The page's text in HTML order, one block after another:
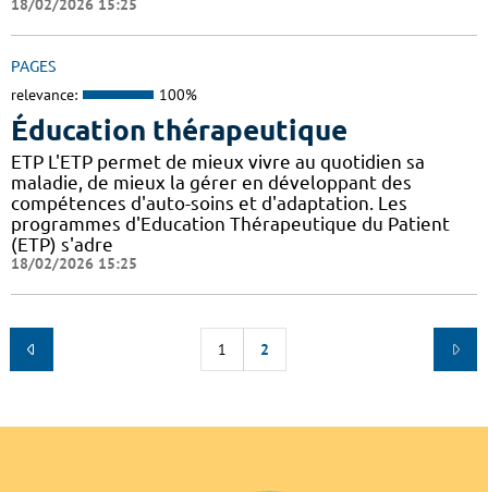
18/02/2026 15:25
PAGES
relevance: 100%
Éducation thérapeutique
ETP L'ETP permet de mieux vivre au quotidien sa
maladie, de mieux la gérer en développant des
compétences d'auto-soins et d'adaptation. Les
programmes d'Education Thérapeutique du Patient
(ETP) s'adre
18/02/2026 15:25
1 2